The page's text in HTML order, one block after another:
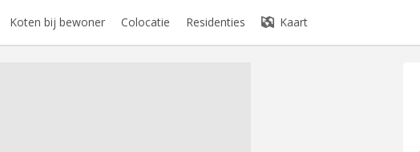
Koten bij bewoner Colocatie Residenties Kaart